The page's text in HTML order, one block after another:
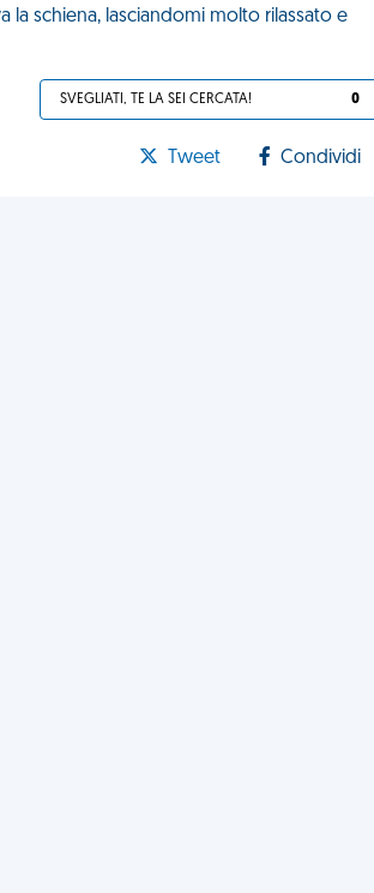
schiena, lasciandomi molto rilassato e
SVEGLIATI, TE LA SEI CERCATA! 0
Tweet Condividi